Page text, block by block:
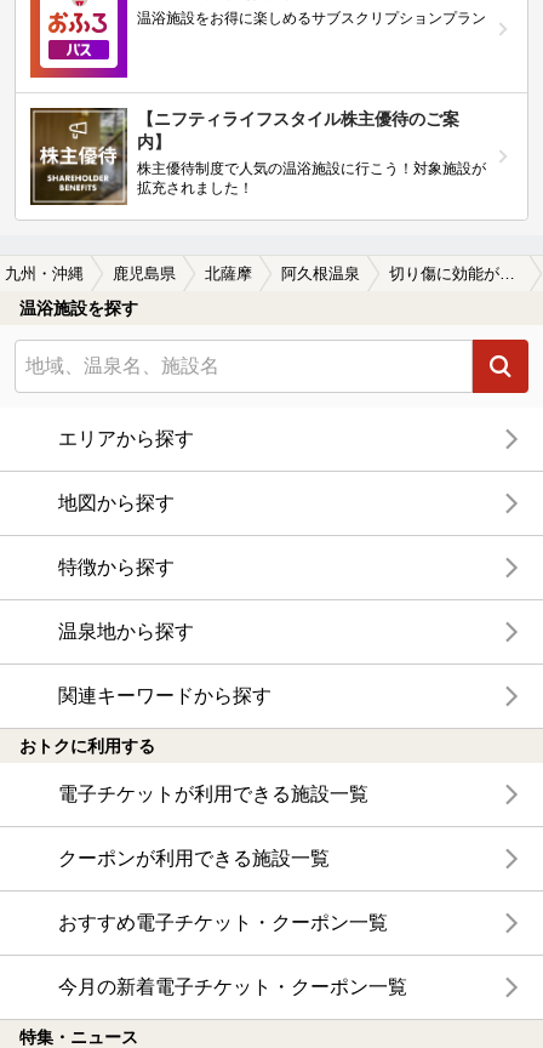
温浴施設をお得に楽しめるサブスクリプションプラン
【ニフティライフスタイル株主優待のご案
内】
株主優待制度で人気の温浴施設に行こう！対象施設が
拡充されました！
九州・沖縄 鹿児島県 北薩摩 阿久根温泉 切り傷に効能がある阿久根温泉の温泉、日帰り温泉、スーパー銭湯おすすめ
温浴施設を探す
エリアから探す
地図から探す
特徴から探す
温泉地から探す
関連キーワードから探す
おトクに利用する
電子チケットが利用できる施設一覧
クーポンが利用できる施設一覧
おすすめ電子チケット・クーポン一覧
今月の新着電子チケット・クーポン一覧
特集・ニュース